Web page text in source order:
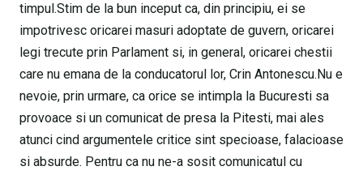
timpul.Stim de la bun inceput ca, din principiu, ei se
impotrivesc oricarei masuri adoptate de guvern, oricarei
legi trecute prin Parlament si, in general, oricarei chestii
care nu emana de la conducatorul lor, Crin Antonescu.Nu e
nevoie, prin urmare, ca orice se intimpla la Bucuresti sa
provoace si un comunicat de presa la Pitesti, mai ales
atunci cind argumentele critice sint specioase, falacioase
si absurde. Pentru ca nu ne-a sosit comunicatul cu